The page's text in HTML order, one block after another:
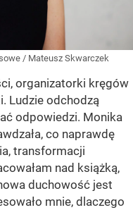
/ Mateusz Skwarczek
organizatorki kręgów
Ludzie odchodzą
odpowiedzi. Monika
co naprawdę
transformacji
nad książką,
duchowość jest
mnie, dlaczego